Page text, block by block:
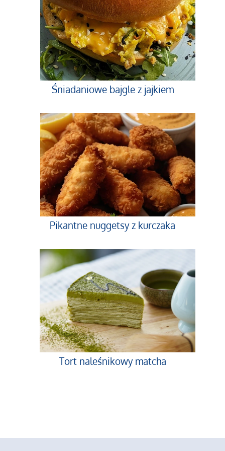
Śniadaniowe bajgle z jajkiem
Pikantne nuggetsy z kurczaka
Tort naleśnikowy matcha